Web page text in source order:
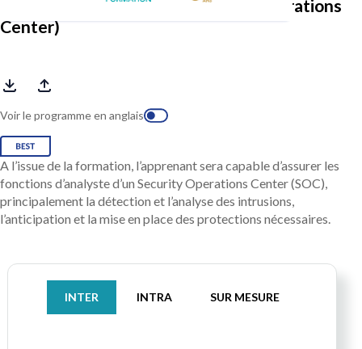
Parcours Analyste SOC (Security Operations
Center)
Voir le programme en anglais
A l’issue de la formation, l’apprenant sera capable d’assurer les
fonctions d’analyste d’un Security Operations Center (SOC),
principalement la détection et l’analyse des intrusions,
l’anticipation et la mise en place des protections nécessaires.
INTER INTRA SUR MESURE